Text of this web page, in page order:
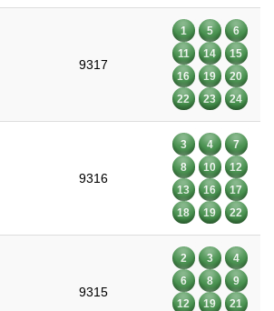
9317
1 5
6
11
14
15
16
19
20
22
23 24
9316
3 4
7
8
10
12
13
16
17
18
19 22
9315
2 3
4
6
8
9
12
19
21